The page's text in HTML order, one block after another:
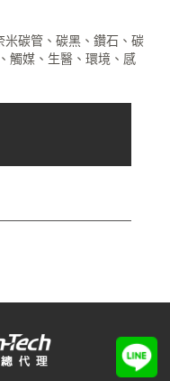
米碳管、碳黑、鑽石、碳
觸媒、生醫、環境、感